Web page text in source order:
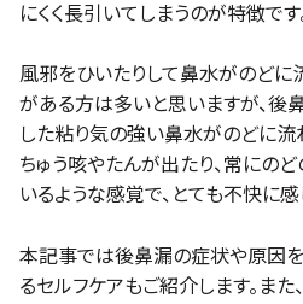
にくく長引いてしまうのが特徴です
風邪をひいたりして鼻水がのどに
がある方は多いと思いますが、後
した粘り気の強い鼻水がのどに流
ちゅう咳やたんが出たり、常にの
いるような感覚で、とても不快に感
本記事では後鼻漏の症状や原因を
るセルフケアもご紹介します。ま